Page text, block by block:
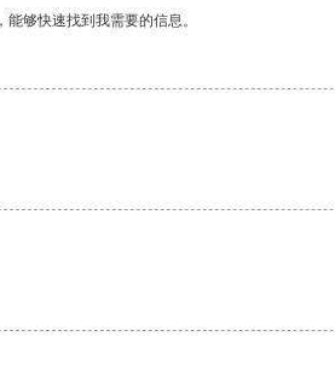
够快速找到我需要的信息。